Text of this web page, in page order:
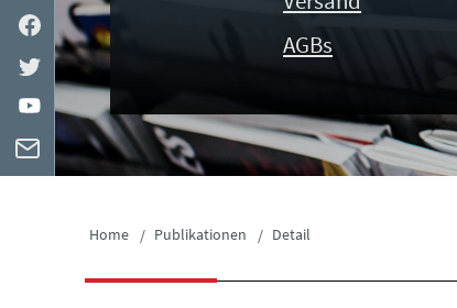
AGBs
Home Publikationen Detail